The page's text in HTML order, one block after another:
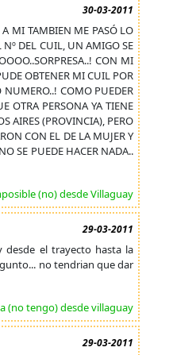
30-03-2011
A MI TAMBIEN ME PASÓ LO
DEL CUIL, UN AMIGO SE
CON MI
OBTENER MI CUIL POR
NUMERO..! COMO PUEDER
OTRA PERSONA YA TIENE
AIRES (PROVINCIA), PERO
CON EL DE LA MUJER Y
SE PUEDE HACER NADA..
(no) desde Villaguay
29-03-2011
desde el trayecto hasta la
no tendrian que dar
(no tengo) desde villaguay
29-03-2011